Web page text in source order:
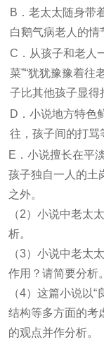
B．老太太随身带
白鹅气病老人的情
C．从孩子和老人
菜”“犹犹豫豫着往
子比其他孩子显得
D．小说地方特色
往，孩子间的打骂
E．小说擅长在平
孩子独自一人的土
之外。
（2）小说中老太
析。
（3）小说中老太
作用？请简要分析。
（4）这篇小说以
结构等多方面的考
的观点并作分析。